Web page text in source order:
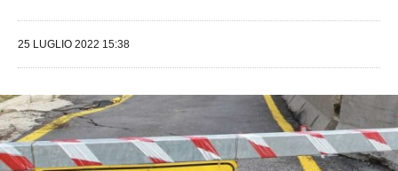
25 LUGLIO 2022 15:38